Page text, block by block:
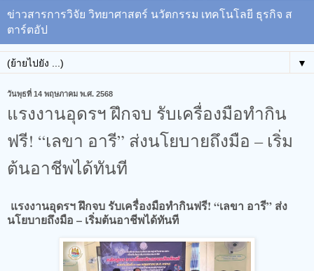
ข่าวสารการวิจัย วิทยาศาสตร์ นวัตกรรม เทคโนโลยี ธุรกิจ ส
ตาร์ตอัป
▼
วันพุธที่ 14 พฤษภาคม พ.ศ. 2568
แรงงานอุดรฯ ฝึกจบ รับเครื่องมือทำกิน
ฟรี! “เลขา อารี” ส่งนโยบายถึงมือ – เริ่ม
ต้นอาชีพได้ทันที
แรงงานอุดรฯ ฝึกจบ รับเครื่องมือทำกินฟรี! “เลขา อารี” ส่ง
นโยบายถึงมือ – เริ่มต้นอาชีพได้ทันที